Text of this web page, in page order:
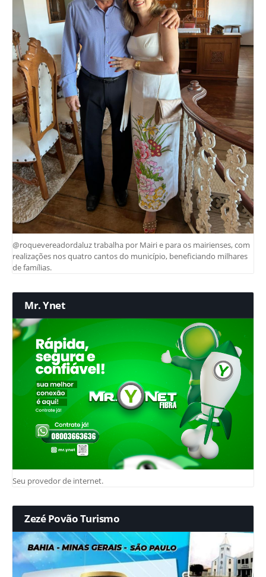
@roquevereadordaluz trabalha por Mairi e para os mairienses, com
realizações nos quatro cantos do município, beneficiando milhares
de famílias.
Mr. Ynet
Seu provedor de internet.
Zezé Povão Turismo